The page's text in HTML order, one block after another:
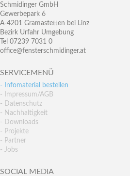
Schmidinger GmbH
Gewerbepark 6
A-4201 Gramastetten bei Linz
Bezirk Urfahr Umgebung
Tel 07239 7031 0
office@fensterschmidinger.at
SERVICEMENÜ
- Infomaterial bestellen
- Impressum/AGB
- Datenschutz
- Nachhaltigkeit
- Downloads
- Projekte
- Partner
- Jobs
SOCIAL MEDIA